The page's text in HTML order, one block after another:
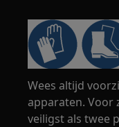
Wees altijd
apparaten. Voor
veiligst als twee